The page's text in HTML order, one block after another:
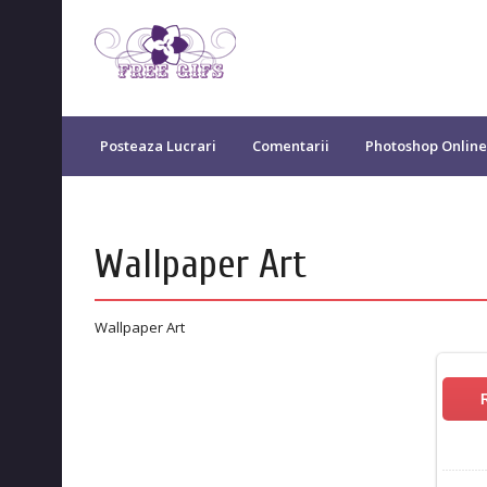
Posteaza Lucrari Comentarii Photoshop Online
Wallpaper Art
Wallpaper Art